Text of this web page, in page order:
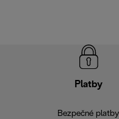
Platby
Bezpečné platby